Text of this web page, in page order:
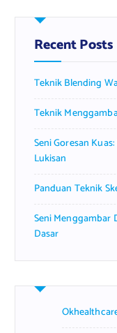
h
f
o
:
Recent Posts
Teknik Blending
Teknik
Seni Goresan
Lukisan
Panduan Teknik
Seni Menggambar
Dasar